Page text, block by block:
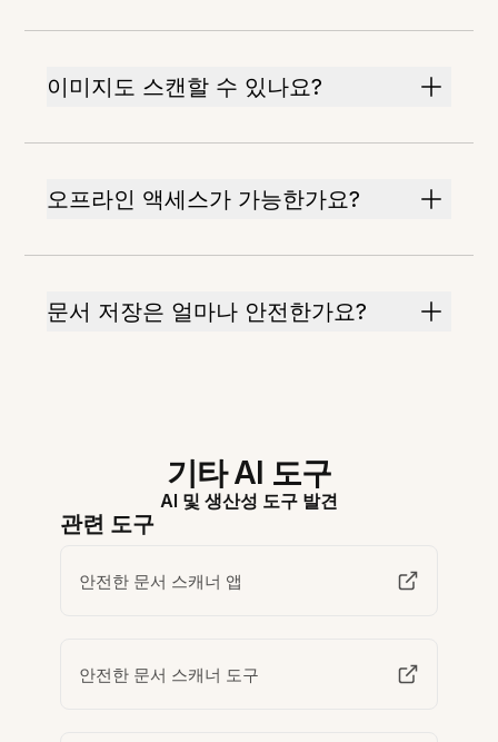
이미지도 스캔할 수 있나요?
오프라인 액세스가 가능한가요?
문서 저장은 얼마나 안전한가요?
기타 AI 도구
AI 및 생산성 도구 발견
관련 도구
안전한 문서 스캐너 앱
안전한 문서 스캐너 도구